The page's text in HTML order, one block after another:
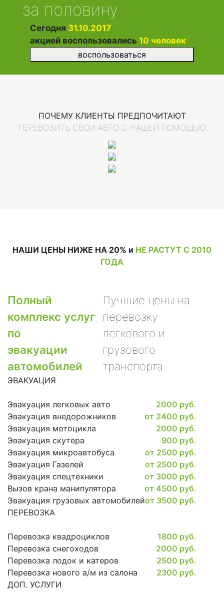
за половину
Сегодня 31.10.2017
акцией воспользовались 10 человек
воспользоваться
ПОЧЕМУ КЛИЕНТЫ ПРЕДПОЧИТАЮТ
ПЕРЕВОЗИТЬ СВОИ АВТО С НАШЕЙ ПОМОЩЬЮ
НАШИ ЦЕНЫ НИЖЕ НА 20% и НЕ РАСТУТ С 2010
ГОДА
Полный
комплекс услуг
по
эвакуации
автомобилей
Лучшие цены на
перевозку
легкового и
грузового
транспорта
ЭВАКУАЦИЯ
Эвакуация легковых авто
2000 руб.
Эвакуация внедорожников
от 2400 руб.
Эвакуация мотоцикла
2000 руб.
Эвакуация скутера
900 руб.
Эвакуация микроавтобуса
от 2500 руб.
Эвакуация Газелей
от 2500 руб.
Эвакуация спецтехники
от 3000 руб.
Вызов крана манипулятора
от 4500 руб.
Эвакуация грузовых автомобилейот 3500 руб.
ПЕРЕВОЗКА
Перевозка квадроциклов
1800 руб.
Перевозка снегоходов
2000 руб.
Перевозка лодок и катеров
2500 руб.
Перевозка нового а/м из салона
2300 руб.
ДОП. УСЛУГИ